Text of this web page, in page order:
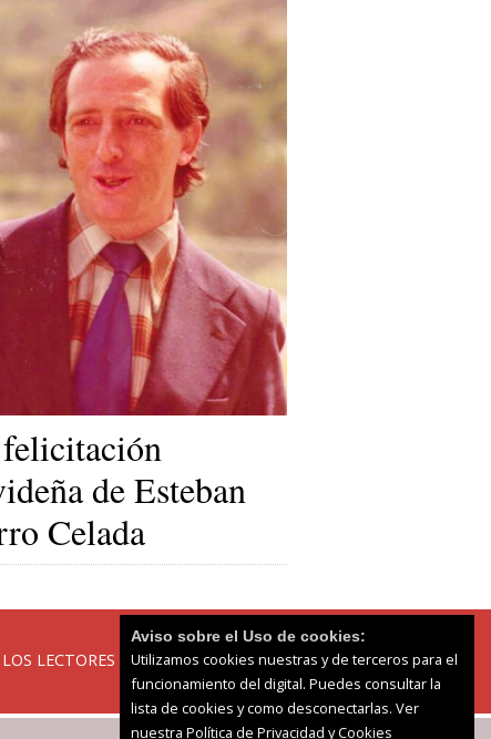
de Esteban
Celada
LECTORES
Aviso sobre el Uso de cookies:
Utilizamos cookies nuestras y de terceros para el
funcionamiento del digital. Puedes consultar la
lista de cookies y como desconectarlas. Ver
nuestra Política de Privacidad y Cookies